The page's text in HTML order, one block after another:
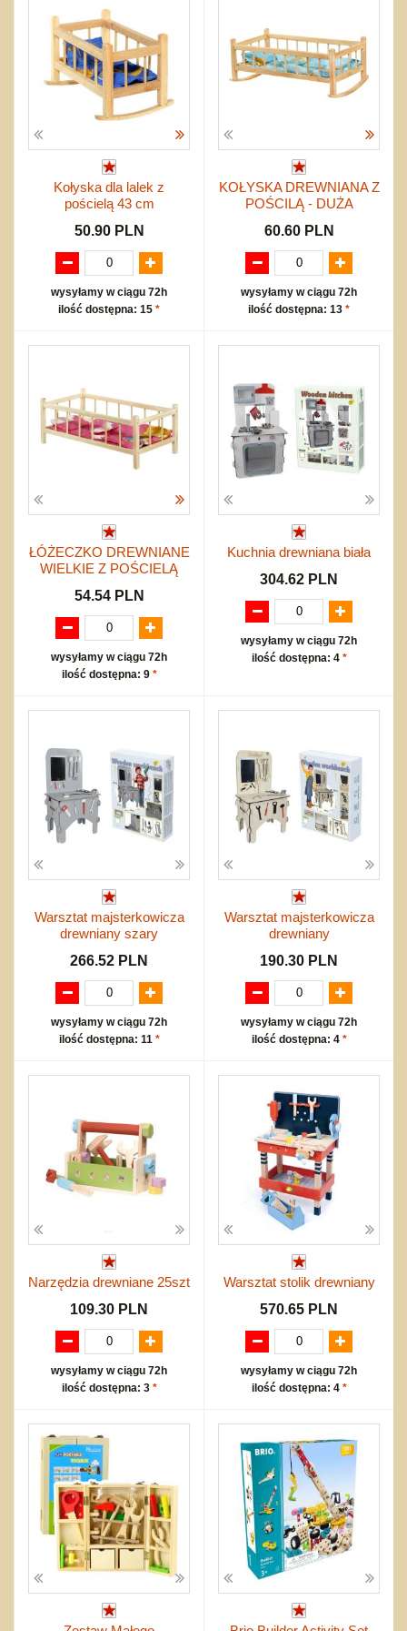
do siatkówki
do koszykówki
Akcesoria sportowe
Nowości
Wyprzedaż
Promocje
Start
Zakupy hurtowe
Koszty przesyłki
Kontakt
Mapa produktów
Kołyska dla lalek z
pościelą 43 cm
50.90 PLN
wysyłamy w ciągu 72h
ilość dostępna: 15 *
KOŁYSKA DREWNIANA Z
POŚCILĄ - DUŻA
60.60 PLN
wysyłamy w ciągu 72h
ilość dostępna: 13 *
ŁÓŻECZKO DREWNIANE
WIELKIE Z POŚCIELĄ
54.54 PLN
wysyłamy w ciągu 72h
ilość dostępna: 9 *
Kuchnia drewniana biała
304.62 PLN
wysyłamy w ciągu 72h
ilość dostępna: 4 *
Warsztat majsterkowicza
drewniany szary
266.52 PLN
wysyłamy w ciągu 72h
ilość dostępna: 11 *
Warsztat majsterkowicza
drewniany
190.30 PLN
wysyłamy w ciągu 72h
ilość dostępna: 4 *
Narzędzia drewniane 25szt
109.30 PLN
wysyłamy w ciągu 72h
ilość dostępna: 3 *
Warsztat stolik drewniany
570.65 PLN
wysyłamy w ciągu 72h
ilość dostępna: 4 *